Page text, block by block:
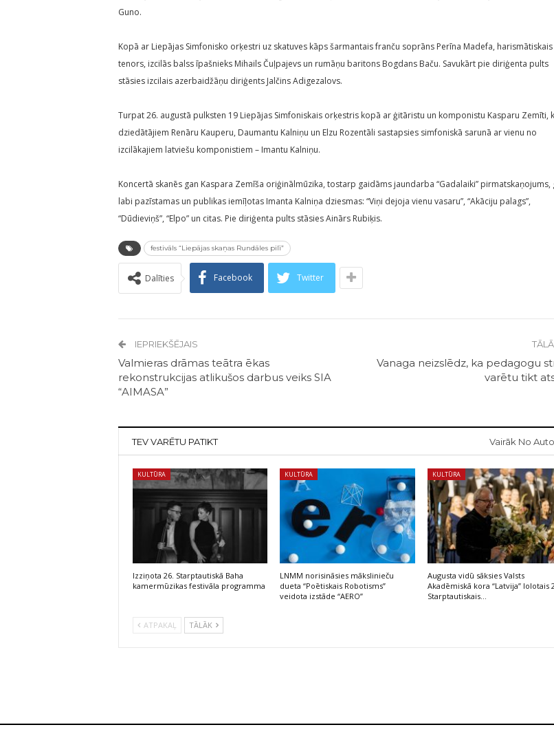
Guno.
Kopā ar Liepājas Simfonisko orķestri uz skatuves kāps šarmantais franču soprāns Perīna Madefa, harismātiskais
tenors, izcilās balss īpašnieks Mihails Čuļpajevs un rumāņu baritons Bogdans Baču. Savukārt pie diriģenta pults
stāsies izcilais azerbaidžāņu diriģents Jalčins Adigezalovs.
Turpat 26. augustā pulksten 19 Liepājas Simfoniskais orķestris kopā ar ģitāristu un komponistu Kasparu Zemīti,
dziedātājiem Renāru Kauperu, Daumantu Kalniņu un Elzu Rozentāli sastapsies simfoniskā sarunā ar vienu no
izcilākajiem latviešu komponistiem – Imantu Kalniņu.
Koncertā skanēs gan Kaspara Zemīša oriģinālmūzika, tostarp gaidāms jaundarba “Gadalaiki” pirmatskaņojums,
labi pazīstamas un publikas iemīļotas Imanta Kalniņa dziesmas: “Viņi dejoja vienu vasaru”, “Akāciju palags”,
“Dūdieviņš”, “Elpo” un citas. Pie diriģenta pults stāsies Ainārs Rubiķis.
festivāls “Liepājas skaņas Rundāles pilī”
Dalīties Facebook Twitter
IEPRIEKŠĒJAIS
Valmieras drāmas teātra ēkas
rekonstrukcijas atlikušos darbus veiks SIA
“AIMASA”
Vanaga neizslēdz, ka pedagogu
varētu tikt
TEV VARĒTU PATIKT Vairāk No
KULTŪRA
Izziņota 26. Starptautiskā Baha
kamermūzikas festivāla programma
KULTŪRA
LNMM norisināsies mākslinieču
dueta “Poētiskais Robotisms”
veidota izstāde “AERO”
KULTŪRA
Augusta vidū sāksies Valsts
Akadēmiskā kora “Latvija” lolotais
Starptautiskais…
ATPAKAĻ TĀLĀK